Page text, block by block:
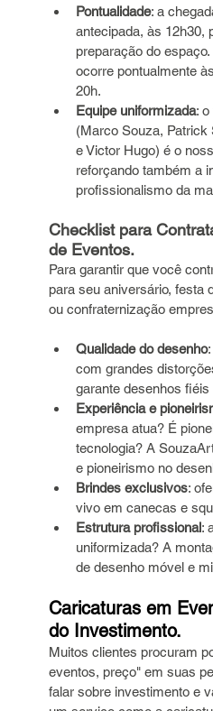
Pontualidade: a
antecipada, às 12h30,
preparação do
ocorre pontualmente
20h.
Equipe uniformizada: o
(Marco Souza,
e Victor Hugo) é o
reforçando também a
profissionalismo da
Checklist para
de Eventos.
Para garantir que você
para seu aniversário, festa
ou confraternização
Qualidade do desenho
com grandes
garante desenhos fiéis
Experiência e
empresa atua? É
tecnologia? A
e pioneirismo no
Brindes exclusivos:
vivo em canecas e
Estrutura profissional:
uniformizada? A
de desenho móvel e
Caricaturas em
do Investimento.
Muitos clientes procuram
eventos, preço" em suas
falar sobre investimento e